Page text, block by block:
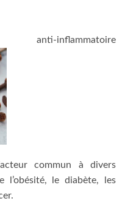
commun à divers
l’obésité, le diabète, les